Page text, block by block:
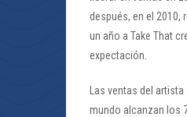
después, en el 2010,
un año a Take That
expectación.
Las ventas del artista
mundo alcanzan los